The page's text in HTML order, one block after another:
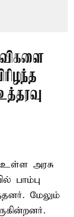
உள்ள அரசு
பாம்பு
மேலும்